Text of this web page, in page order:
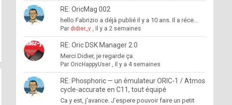
RE: OricMag 002
hello Fabrizio a déjà publié il y a 10 ans. Il a réce...
Par didier_v, Il y a 2 semaines
RE: Oric DSK Manager 2.0
Merci Didier, je regarde ça.
Par OricHappyUser, Il y a 4 semaines
RE: Phosphoric — un émulateur ORIC-1 / Atmos
cycle-accurate en C11, tout équipé
Ca y est, j'avance. J'espere pouvoir faire un petit